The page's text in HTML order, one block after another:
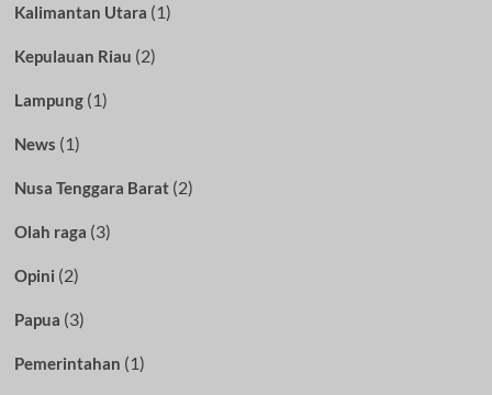
Kalimantan Utara (1)
Kepulauan Riau (2)
Lampung(1)
News (1)
Nusa Tenggara Barat(2)
Olah raga (3)
Opini (2)
Papua (3)
Pemerintahan (1)